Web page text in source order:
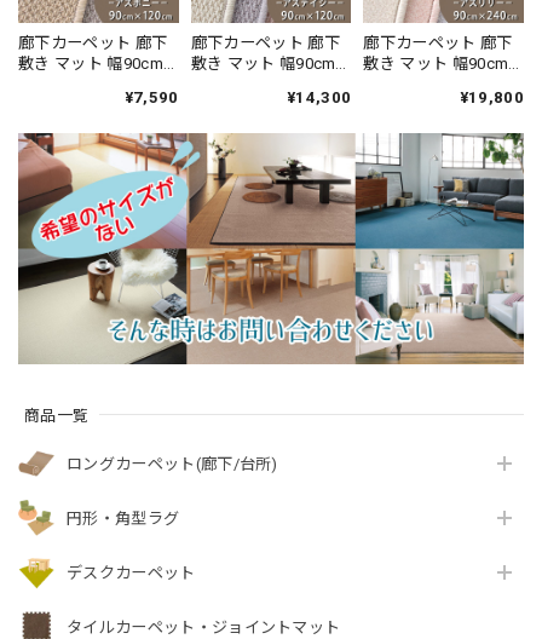
商品一覧
ロングカーペット(廊下/台所)
円形・角型ラグ
デスクカーペット
タイルカーペット・ジョイントマット
廊下カーペット 廊下
敷き マット 幅90cm×
く遊び毛出にくい素
い♪ 波紋のような上
質感のあるテクスチ
ャー 無地 ループ カー
ペット全3色 防炎ラベ
ル付『アスボニ
ー/BNI』
¥7,590
廊下カーペット 廊下
敷き マット 幅90cm×
ーズ カーペット「消
効果でイヤな臭いの
元を90％以上カッ
ト！優しい色合いの
天然素材ウール100％
無地 ループ カーペッ
ト全4色 防炎ラベル付
『アスデイジ
ー/DSY』
¥14,300
廊下カーペット 廊下
敷き マット 幅90cm×
ーズ カーペット「消
効果でイヤな臭いの
元を90％以上カッ
ト！高密度パイルで
かろやかなタッチ 淡
い濃淡パイルの杢調
無地 カットカーペッ
ト 全4色 防炎ラベル
付『アスリリー/LLY』
¥19,800